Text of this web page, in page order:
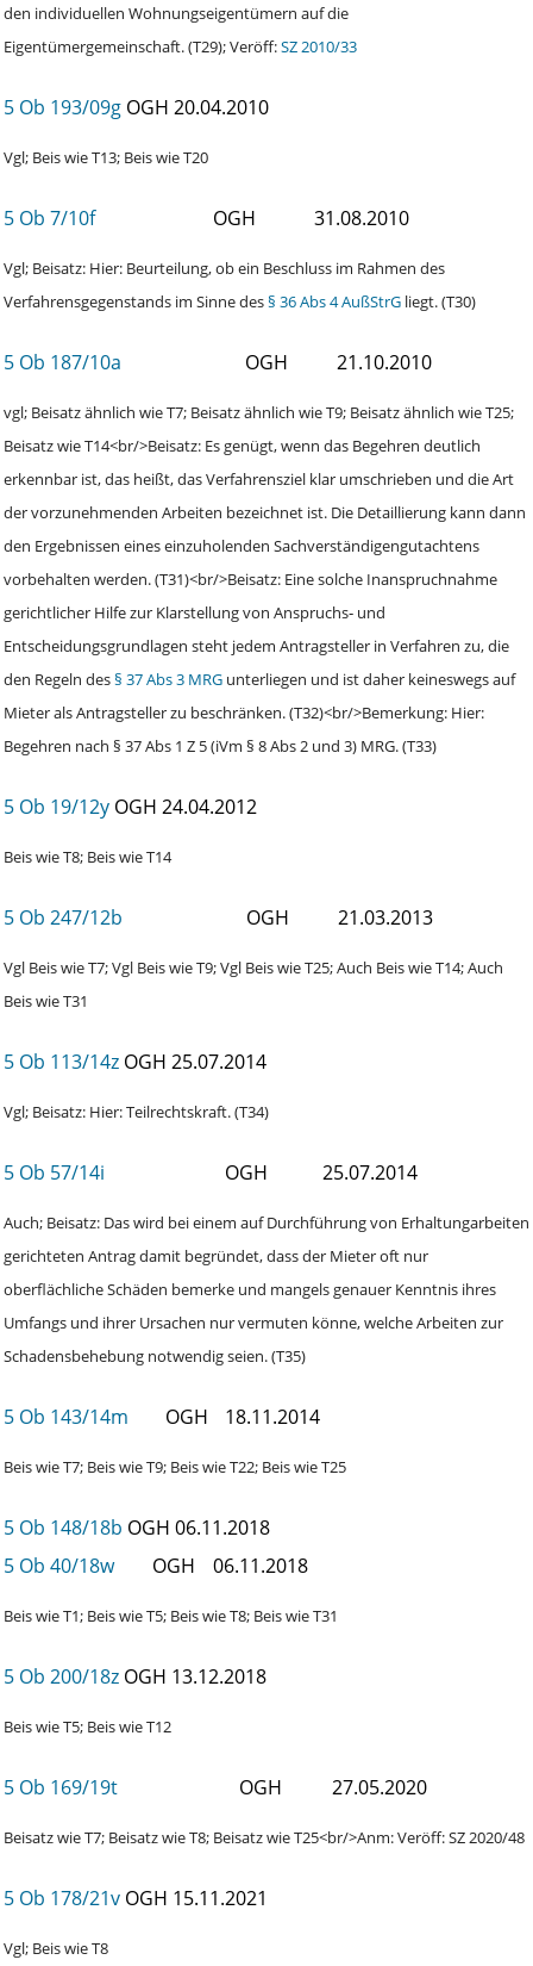
den individuellen Wohnungseigentümern auf die
Eigentümergemeinschaft. (T29); Veröff:SZ 2010/33
5 Ob 193/09g OGH 20.04.2010
Vgl; Beis wie T13; Beis wie T20
5 Ob 7/10f OGH 31.08.2010
Vgl; Beisatz: Hier: Beurteilung, ob ein Beschluss im Rahmen des
Verfahrensgegenstands im Sinne des§ 36 Abs 4 AußStrG liegt. (T30)
5 Ob 187/10a OGH 21.10.2010
vgl; Beisatz ähnlich wie T7; Beisatz ähnlich wie T9; Beisatz ähnlich wie T25;
Beisatz wie T14<br/>Beisatz: Es genügt, wenn das Begehren deutlich
erkennbar ist, das heißt, das Verfahrensziel klar umschrieben und die Art
der vorzunehmenden Arbeiten bezeichnet ist. Die Detaillierung kann dann
den Ergebnissen eines einzuholenden Sachverständigengutachtens
vorbehalten werden. (T31)<br/>Beisatz: Eine solche Inanspruchnahme
gerichtlicher Hilfe zur Klarstellung von Anspruchs‑ und
Entscheidungsgrundlagen steht jedem Antragsteller in Verfahren zu, die
den Regeln des§ 37 Abs 3 MRG unterliegen und ist daher keineswegs auf
Mieter als Antragsteller zu beschränken. (T32)<br/>Bemerkung: Hier:
Begehren nach § 37 Abs 1 Z 5 (iVm § 8 Abs 2 und 3) MRG. (T33)
5 Ob 19/12y OGH 24.04.2012
Beis wie T8; Beis wie T14
5 Ob 247/12b OGH 21.03.2013
Vgl Beis wie T7; Vgl Beis wie T9; Vgl Beis wie T25; Auch Beis wie T14; Auch
Beis wie T31
5 Ob 113/14z OGH 25.07.2014
Vgl; Beisatz: Hier: Teilrechtskraft. (T34)
5 Ob 57/14i OGH 25.07.2014
Auch; Beisatz: Das wird bei einem auf Durchführung von Erhaltungarbeiten
gerichteten Antrag damit begründet, dass der Mieter oft nur
oberflächliche Schäden bemerke und mangels genauer Kenntnis ihres
Umfangs und ihrer Ursachen nur vermuten könne, welche Arbeiten zur
Schadensbehebung notwendig seien. (T35)
5 Ob 143/14m OGH 18.11.2014
Beis wie T7; Beis wie T9; Beis wie T22; Beis wie T25
5 Ob 148/18b OGH 06.11.2018
5 Ob 40/18w
OGH 06.11.2018
Beis wie T1; Beis wie T5; Beis wie T8; Beis wie T31
5 Ob 200/18z OGH 13.12.2018
Beis wie T5; Beis wie T12
5 Ob 169/19t OGH 27.05.2020
Beisatz wie T7; Beisatz wie T8; Beisatz wie T25<br/>Anm: Veröff: SZ 2020/48
5 Ob 178/21v OGH 15.11.2021
Vgl; Beis wie T8